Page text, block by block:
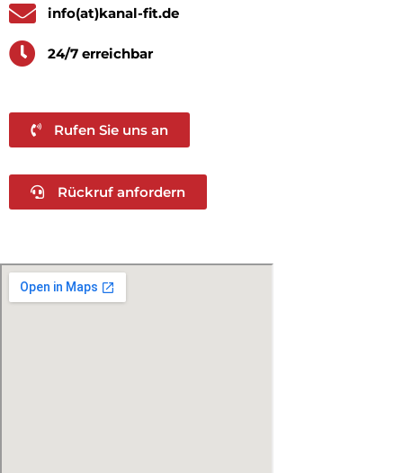
info(at)kanal-fit.de
24/7 erreichbar
Rufen Sie uns an
Rückruf anfordern